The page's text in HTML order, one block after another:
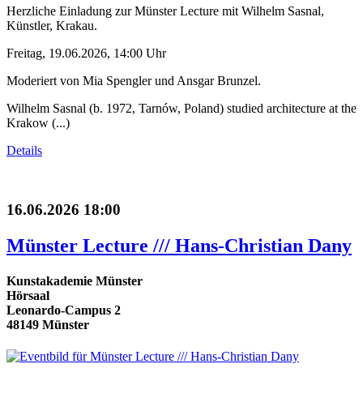
Herzliche Einladung zur Münster Lecture mit Wilhelm Sasnal,
Künstler, Krakau.
Freitag, 19.06.2026, 14:00 Uhr
Moderiert von Mia Spengler und Ansgar Brunzel.
Wilhelm Sasnal (b. 1972, Tarnów, Poland) studied architecture at the
Krakow (...)
Details
16.06.2026 18:00
Münster Lecture /// Hans-Christian Dany
Kunstakademie Münster
Hörsaal
Leonardo-Campus 2
48149 Münster